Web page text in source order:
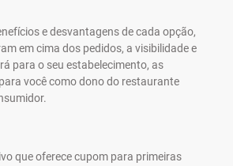
e desvantagens de cada opção,
em cima dos pedidos, a visibilidade e
para o seu estabelecimento, as
você como dono do restaurante
que oferece cupom para primeiras